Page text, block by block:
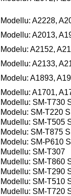
Modellu: A2228,
Modellu: A2013,
Modelu: A2152,
Modellu: A2133,
Modelu: A1893,
Modellu: A1701,
Modellu: SM-T730
Modelu: SM-T220
Mudellu: SM-T505
Modelu: SM-T875
Modelu: SM-P610
Mudellu: SM-T307
Mudellu: SM-T860
Mudellu: SM-T290
Modellu: SM-T510
Mudellu: SM-T720